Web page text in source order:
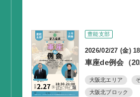
豊能支部
2026/02/27 (金)
車座de例会（
大阪北エリア
大阪北ブロック